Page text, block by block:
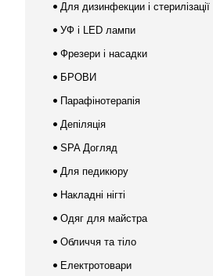
Для дизинфекции і стерилізації
УФ і LED лампи
Фрезери і насадки
БРОВИ
Парафінотерапія
Депіляція
SPA Догляд
Для педикюру
Накладні нігті
Одяг для майстра
Обличчя та тіло
Електротовари